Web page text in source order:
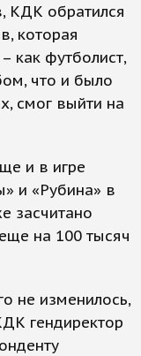
КДК обратился
которая
как футболист,
что и было
смог выйти на
и в игре
и «Рубина» в
засчитано
на 100 тысяч
не изменилось,
гендиректор